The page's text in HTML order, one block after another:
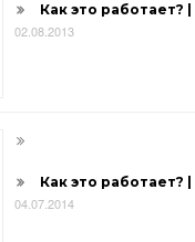
Как это работает?
02.08.2013
Как это работает?
04.07.2014